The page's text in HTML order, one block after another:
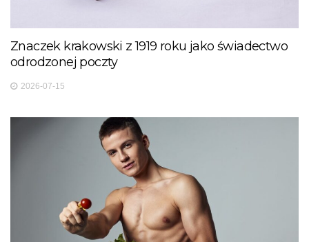
Znaczek krakowski z 1919 roku jako świadectwo
odrodzonej poczty
2026-07-15